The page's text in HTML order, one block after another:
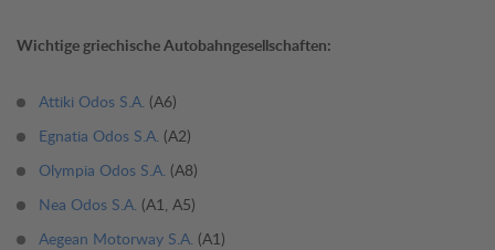
Wichtige griechische Autobahngesellschaften:
Attiki Odos S.A. (A6)
Egnatia Odos S.A. (A2)
Olympia Odos S.A. (A8)
Nea Odos S.A. (A1, A5)
Aegean Motorway S.A. (A1)